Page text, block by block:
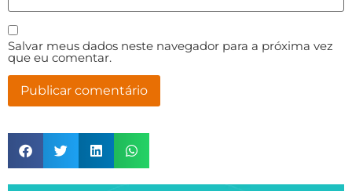
Salvar meus dados neste navegador para a próxima vez
que eu comentar.